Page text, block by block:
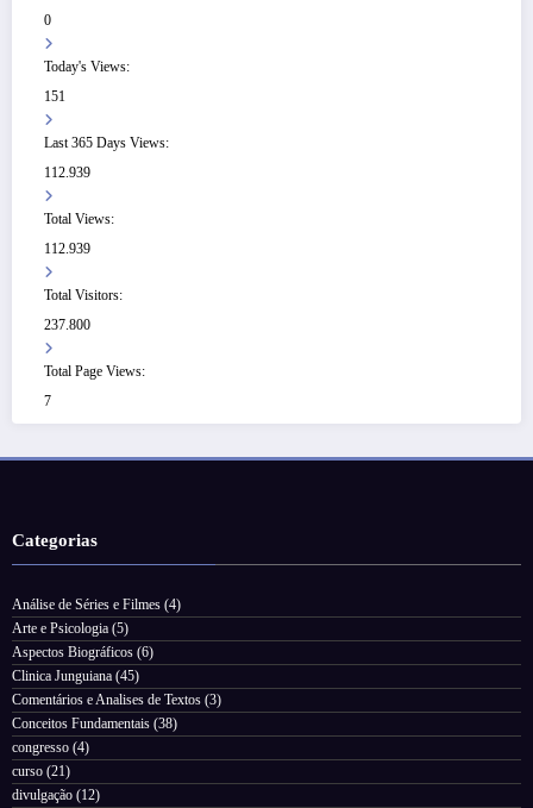
0
Today's Views:
151
Last 365 Days Views:
112.939
Total Views:
112.939
Total Visitors:
237.800
Total Page Views:
7
Categorias
Análise de Séries e Filmes (4)
Arte e Psicologia (5)
Aspectos Biográficos (6)
Clinica Junguiana (45)
Comentários e Analises de Textos (3)
Conceitos Fundamentais (38)
congresso (4)
curso (21)
divulgação (12)